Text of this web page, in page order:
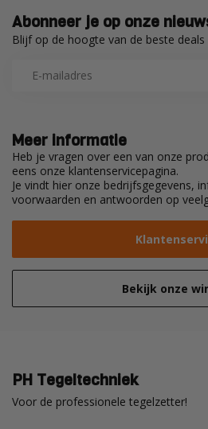
Meer informatie
Heb je vragen over een van onze
eens onze klantenservicepagina.
Je vindt hier onze bedrijfsgegevens,
voorwaarden en antwoorden op
Bekijk onze
Abonneer je op onze
Blijf op de hoogte van de beste deals
PH Tegeltechniek
Voor de professionele tegelzetter!